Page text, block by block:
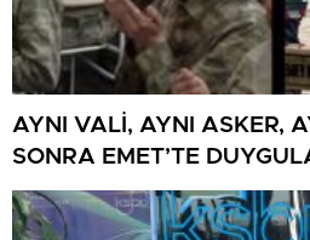
AYNI VALİ, AYNI ASKER,
SONRA EMET’TE
BULUŞMA